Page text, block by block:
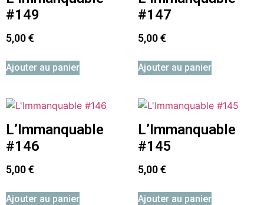
#149
5,00€
Ajouter au panier
#147
5,00€
Ajouter au panier
L’Immanquable
#146
5,00€
Ajouter au panier
L’Immanquable
#145
5,00€
Ajouter au panier